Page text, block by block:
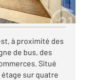
à proximité des
de bus, des
Situé
sur quatre